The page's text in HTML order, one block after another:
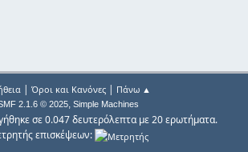
| Όροι και Κανόνες| Πάνω ▲
2.1.6 © 2025, Simple Machines
σε 0.047 δευτερόλεπτα με 20 ερωτήματα.
επισκέψεων: